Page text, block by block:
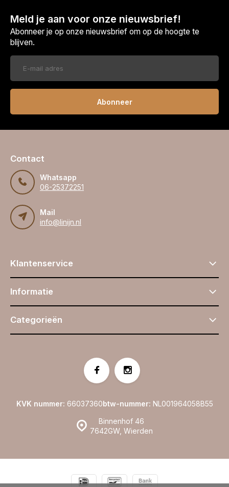
Meld je aan voor onze nieuwsbrief!
Abonneer je op onze nieuwsbrief om op de hoogte te
blijven.
Abonneer
Contact
Whatsapp
06-25372251
Mail
info@linijn.nl
Klantenservice
Informatie
Categorieën
Binnenhof 46
7642GW, Wierden
KVK nummer: 66037360btw-nummer: NL001964058B55